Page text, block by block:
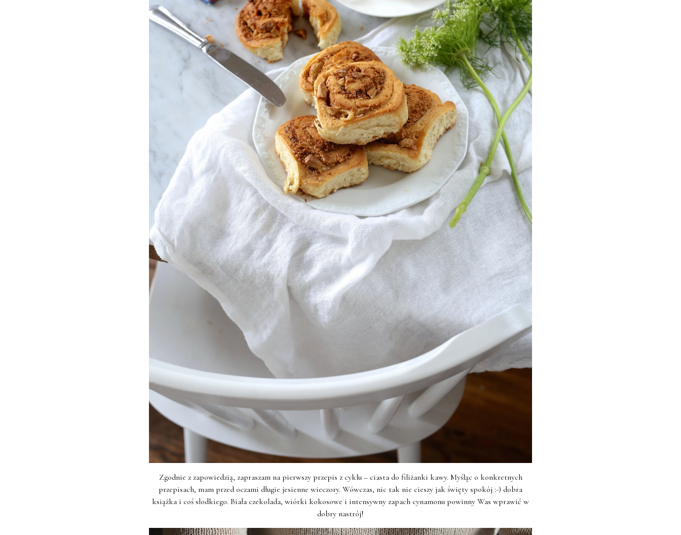
Zgodnie z zapowiedzią, zapraszam na pierwszy przepis z cyklu – ciasta do filiżanki kawy. Myśląc o konkretnych
przepisach, mam przed oczami długie jesienne wieczory. Wówczas, nic tak nie cieszy jak święty spokój :-) dobra
książka i coś słodkiego. Biała czekolada, wiórki kokosowe i intensywny zapach cynamonu powinny Was wprawić w
dobry nastrój!